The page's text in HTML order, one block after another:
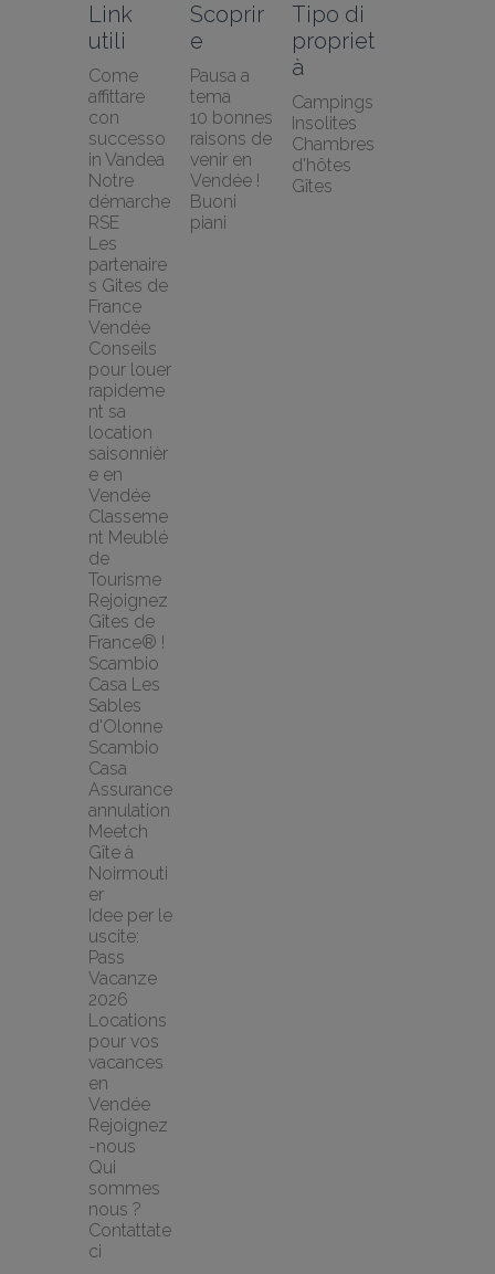
Link
utili
Come
affittare
con
successo
in Vandea
Notre
démarche
RSE
Les
partenaire
s Gites de
France
Vendée
Conseils
pour louer
rapideme
nt sa
location
saisonnièr
e en
Vendée
Classeme
nt Meublé
de
Tourisme
Rejoignez
Gîtes de
France® !
Scambio
Casa Les
Sables
d'Olonne
Scambio
Casa
Assurance
annulation
Meetch
Gîte à
Noirmouti
er
Idee per le
uscite:
Pass
Vacanze
2026
Locations
pour vos
vacances
en
Vendée
Rejoignez
-nous
Qui
sommes
nous ?
Contattate
ci
Scoprir
e
Pausa a
tema
10 bonnes
raisons de
venir en
Vendée !
Buoni
piani
Tipo di
propriet
à
Campings
Insolites
Chambres
d'hôtes
Gîtes